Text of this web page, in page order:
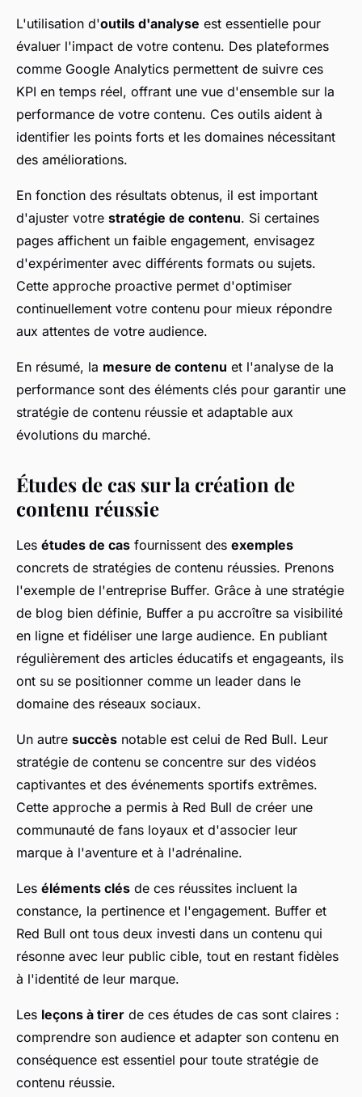
L'utilisation d'outils d'analyse est essentielle pour
évaluer l'impact de votre contenu. Des plateformes
comme Google Analytics permettent de suivre ces
KPI en temps réel, offrant une vue d'ensemble sur la
performance de votre contenu. Ces outils aident à
identifier les points forts et les domaines nécessitant
des améliorations.
En fonction des résultats obtenus, il est important
d'ajuster votre stratégie de contenu. Si certaines
pages affichent un faible engagement, envisagez
d'expérimenter avec différents formats ou sujets.
Cette approche proactive permet d'optimiser
continuellement votre contenu pour mieux répondre
aux attentes de votre audience.
En résumé, la mesure de contenu et l'analyse de la
performance sont des éléments clés pour garantir une
stratégie de contenu réussie et adaptable aux
évolutions du marché.
Études de cas sur la création de
contenu réussie
Les études de cas fournissent des exemples
concrets de stratégies de contenu réussies. Prenons
l'exemple de l'entreprise Buffer. Grâce à une stratégie
de blog bien définie, Buffer a pu accroître sa visibilité
en ligne et fidéliser une large audience. En publiant
régulièrement des articles éducatifs et engageants, ils
ont su se positionner comme un leader dans le
domaine des réseaux sociaux.
Un autre succès notable est celui de Red Bull. Leur
stratégie de contenu se concentre sur des vidéos
captivantes et des événements sportifs extrêmes.
Cette approche a permis à Red Bull de créer une
communauté de fans loyaux et d'associer leur
marque à l'aventure et à l'adrénaline.
Les éléments clés de ces réussites incluent la
constance, la pertinence et l'engagement. Buffer et
Red Bull ont tous deux investi dans un contenu qui
résonne avec leur public cible, tout en restant fidèles
à l'identité de leur marque.
Les leçons à tirer de ces études de cas sont claires :
comprendre son audience et adapter son contenu en
conséquence est essentiel pour toute stratégie de
contenu réussie.